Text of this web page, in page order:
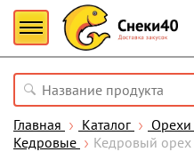
Главная Каталог Орехи
Кедровые
Кедровый